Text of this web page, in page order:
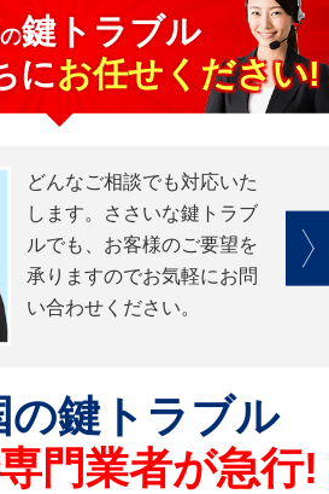
の鍵トラブル
にお任せください!
どんなご相談でも対応いた
します。ささいな鍵トラブ
ルでも、お客様のご要望を
承りますのでお気軽にお問
い合わせください。
の鍵トラブル
門業者が急行!